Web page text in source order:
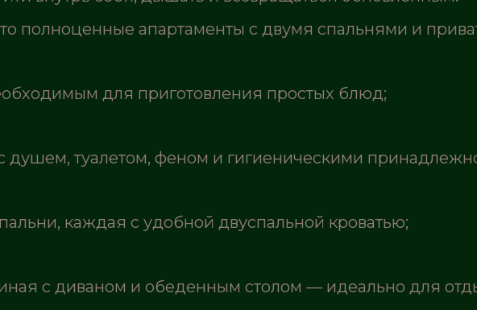
полноценные апартаменты с двумя спальнями и
для приготовления простых блюд;
душем, туалетом, феном и гигиеническими
каждая с удобной двуспальной кроватью;
с диваном и обеденным столом — идеально для